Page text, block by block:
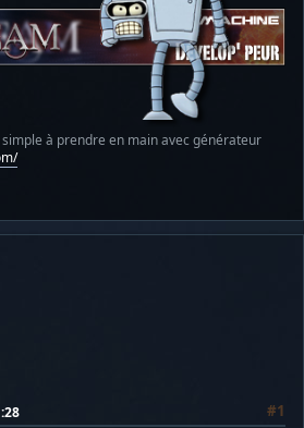
à prendre en main avec générateur
#1